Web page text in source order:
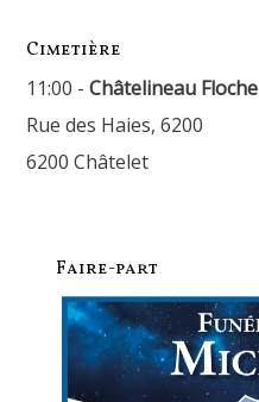
Cimetière
11:00 -Châtelineau Floche
Rue des Haies, 6200
6200 Châtelet
Faire-part